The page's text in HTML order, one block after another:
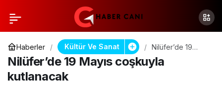
Haberler Kültür Ve Sanat
Nilüfer’de 19
Mayıs coşkuyla
kutlanacak
Nilüfer’de 19 Mayıs coşkuyla
kutlanacak